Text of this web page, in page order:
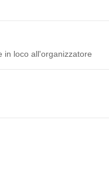
in loco all'organizzatore